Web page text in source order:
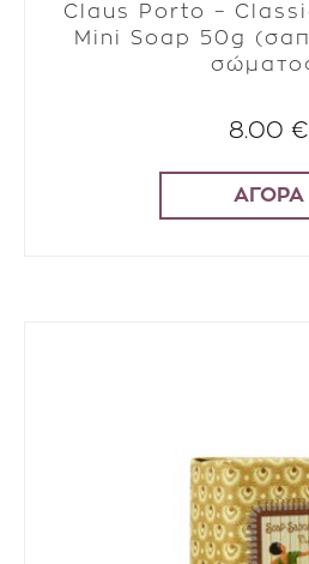
Claus Porto –
Mini Soap 50g
8.00 €
ΑΓΟΡΑ